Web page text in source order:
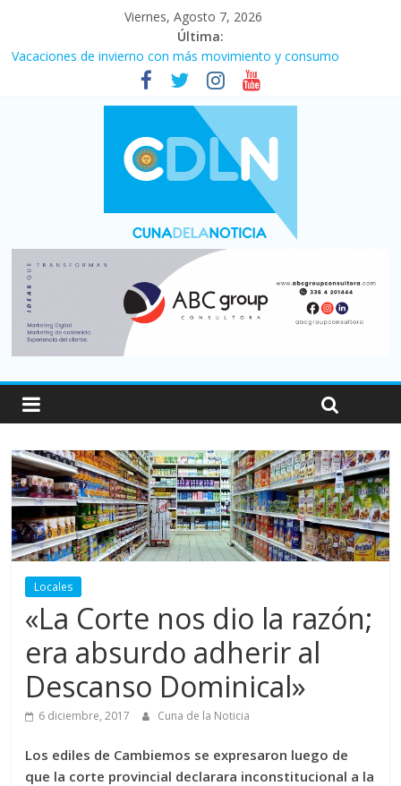
Viernes, Agosto 7, 2026
Última:
Vacaciones de invierno con más movimiento y consumo
turístico: 4,6 millones de personas viajaron por el país, un 5,9%
Fuerte caída de la venta de autos usados en julio: bajó un 12,6%
Central venció 1 a 0 al River de Coudet en el Monumental
La morosidad alcanzó su nivel más alto en dos décadas y ya
Desde que asumió Milei cerraron 41.000 kioscos: el sector
denuncia crisis como en 2001
Locales
«La Corte nos dio la razón;
era absurdo adherir al
Descanso Dominical»
6 diciembre, 2017 Cuna de la Noticia
Los ediles de Cambiemos se expresaron luego de
que la corte provincial declarara inconstitucional a la